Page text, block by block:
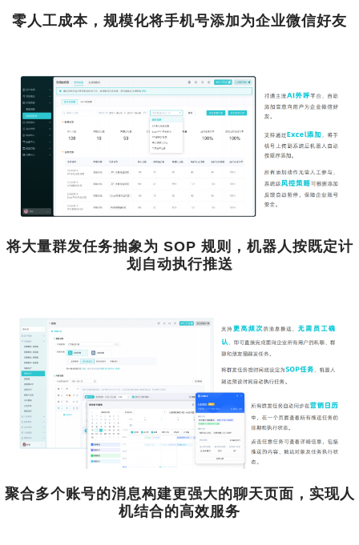
零人工成本，规模化将手机号添加为企业微信好友
将大量群发任务抽象为 SOP 规则，机器人按既定计
划自动执行推送
聚合多个账号的消息构建更强大的聊天页面，实现人
机结合的高效服务